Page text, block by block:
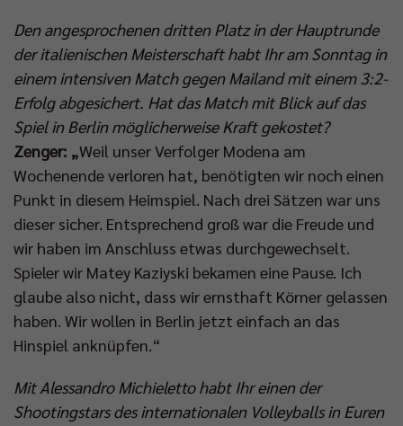
Den angesprochenen dritten Platz in der Hauptrunde
der italienischen Meisterschaft habt Ihr am Sonntag in
einem intensiven Match gegen Mailand mit einem 3:2-
Erfolg abgesichert. Hat das Match mit Blick auf das
Spiel in Berlin möglicherweise Kraft gekostet?
Zenger: „Weil unser Verfolger Modena am
Wochenende verloren hat, benötigten wir noch einen
Punkt in diesem Heimspiel. Nach drei Sätzen war uns
dieser sicher. Entsprechend groß war die Freude und
wir haben im Anschluss etwas durchgewechselt.
Spieler wir Matey Kaziyski bekamen eine Pause. Ich
glaube also nicht, dass wir ernsthaft Körner gelassen
haben. Wir wollen in Berlin jetzt einfach an das
Hinspiel anknüpfen.“
Mit Alessandro Michieletto habt Ihr einen der
Shootingstars des internationalen Volleyballs in Euren